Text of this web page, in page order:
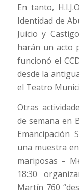
En tanto,
Identidad de
Juicio y
harán un acto
funcionó el
desde la
el Teatro
Otras
de semana en
Emancipación
una muestra
mariposas –
18:30
Martín 760